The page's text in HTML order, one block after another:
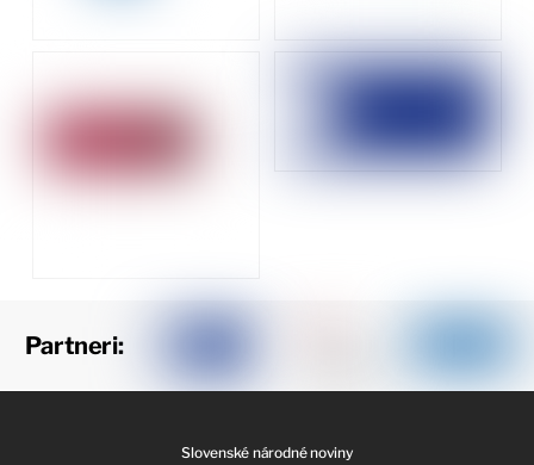
Partneri:
Slovenské národné noviny